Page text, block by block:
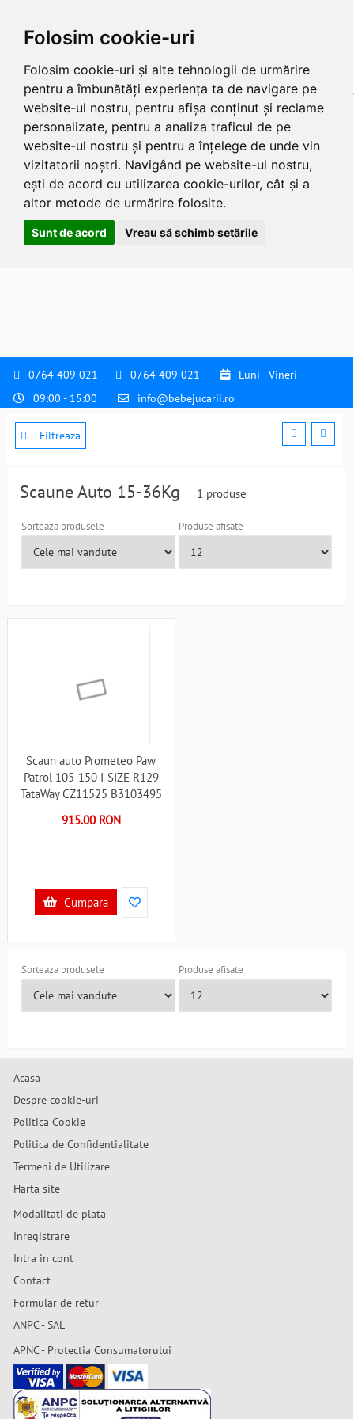
Folosim cookie-uri
Folosim cookie-uri și alte tehnologii de urmărire
pentru a îmbunătăți experiența ta de navigare pe
website-ul nostru, pentru afișa conținut și reclame
personalizate, pentru a analiza traficul de pe
website-ul nostru și pentru a înțelege de unde vin
vizitatorii noștri. Navigând pe website-ul nostru,
ești de acord cu utilizarea cookie-urilor, cât și a
altor metode de urmărire folosite.
Sunt de acord Vreau să schimb setările
0764 409 021 0764 409 021
Luni - Vineri
09:00 - 15:00
info@bebejucarii.ro
Filtreaza
Scaune Auto 15-36Kg 1 produse
Sorteaza produsele Produse afisate
Scaun auto Prometeo Paw
Patrol 105-150 I-SIZE R129
TataWay CZ11525 B3103495
915.00 RON
Cumpara
Sorteaza produsele Produse afisate
Acasa
Despre cookie-uri
Politica Cookie
Politica de Confidentialitate
Termeni de Utilizare
Harta site
Modalitati de plata
Inregistrare
Intra in cont
Contact
Formular de retur
ANPC - SAL
APNC - Protectia Consumatorului